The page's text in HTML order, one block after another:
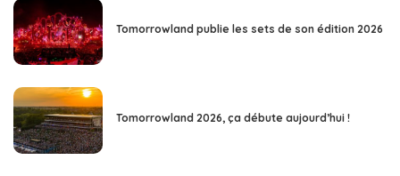
Tomorrowland publie les sets de son édition 2026
Tomorrowland 2026, ça débute aujourd’hui !